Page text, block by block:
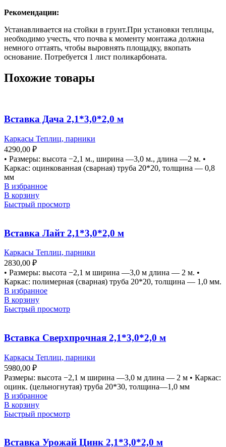
Рекомендации:
Устанавливается на стойки в грунт.При установки теплицы,
необходимо учесть, что почва к моменту монтажа должна
немного оттаять, чтобы выровнять площадку, вкопать
основание. Потребуется 1 лист поликарбоната.
Похожие товары
Вставка Дача 2,1*3,0*2,0 м
Каркасы Теплиц, парники
4290,00 ₽
• Размеры: высота −2,1 м., ширина —3,0 м., длина —2 м. •
Каркас: оцинкованная (сварная) труба 20*20, толщина — 0,8
мм
В избранное
В корзину
Быстрый просмотр
Вставка Лайт 2,1*3,0*2,0 м
Каркасы Теплиц, парники
2830,00 ₽
• Размеры: высота −2,1 м ширина —3,0 м длина — 2 м. •
Каркас: полимерная (сварная) труба 20*20, толщина — 1,0 мм.
В избранное
В корзину
Быстрый просмотр
Вставка Сверхпрочная 2,1*3,0*2,0 м
Каркасы Теплиц, парники
5980,00 ₽
Размеры: высота −2,1 м ширина —3,0 м длина — 2 м • Каркас:
оцинк. (цельногнутая) труба 20*30, толщина—1,0 мм
В избранное
В корзину
Быстрый просмотр
Вставка Урожай Цинк 2,1*3,0*2,0 м